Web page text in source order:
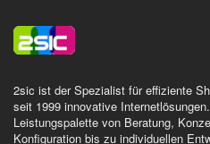
2sic ist der Spezialist für effiziente
seit 1999 innovative
Leistungspalette von Beratung,
Konfiguration bis zu individuellen